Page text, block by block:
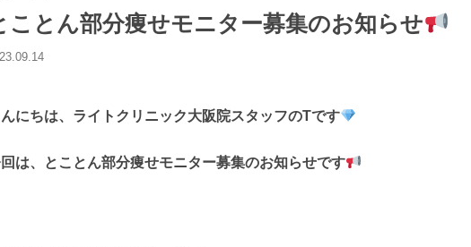
ことん部分痩せモニター募集のお知らせ
にちは、ライトクリニック大阪院スタッフのTです
は、 とことん部分痩せモニター募集のお知らせです